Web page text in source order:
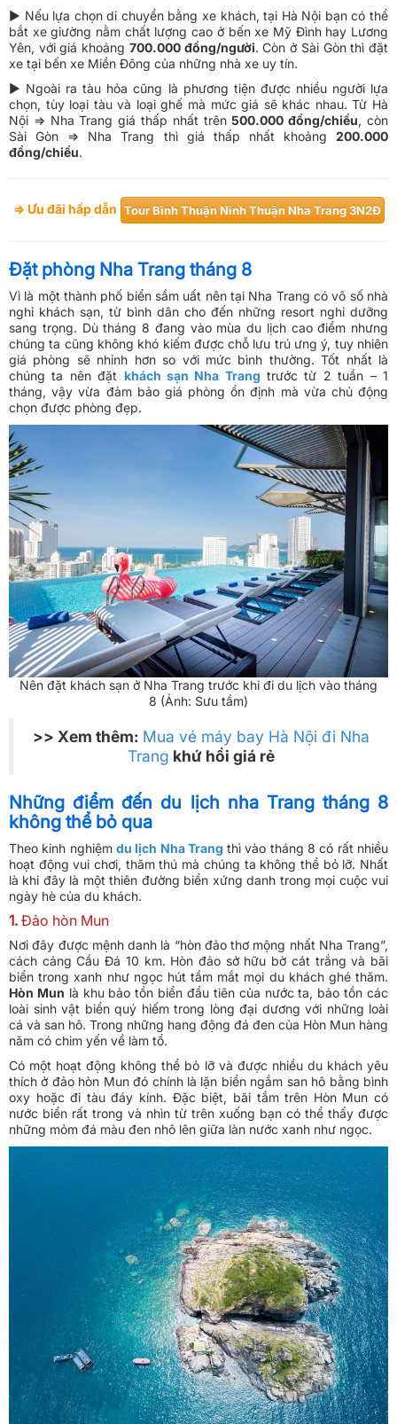
► Nếu lựa chọn di chuyển bằng xe khách, tại Hà Nội bạn có thể
bắt xe giường nằm chất lượng cao ở bến xe Mỹ Đình hay Lương
Yên, với giá khoảng 700.000 đồng/người. Còn ở Sài Gòn thì đặt
xe tại bến xe Miền Đông của những nhà xe uy tín.
► Ngoài ra tàu hỏa cũng là phương tiện được nhiều người lựa
chọn, tùy loại tàu và loại ghế mà mức giá sẽ khác nhau. Từ Hà
Nội => Nha Trang giá thấp nhất trên500.000 đồng/chiều, còn
Sài Gòn => Nha Trang thì giá thấp nhất khoảng 200.000
đồng/chiều.
⇒ Ưu đãi hấp dẫn Tour Bình Thuận Ninh Thuận Nha Trang 3N2Đ
Đặt phòng Nha Trang tháng 8
Vì là một thành phố biển sầm uất nên tại Nha Trang có vô số nhà
nghỉ khách sạn, từ bình dân cho đến những resort nghỉ dưỡng
sang trọng. Dù tháng 8 đang vào mùa du lịch cao điểm nhưng
chúng ta cũng không khó kiếm được chỗ lưu trú ưng ý, tuy nhiên
giá phòng sẽ nhỉnh hơn so với mức bình thường. Tốt nhất là
chúng ta nên đặt khách sạn Nha Trang trước từ 2 tuần – 1
tháng, vậy vừa đảm bảo giá phòng ổn định mà vừa chủ động
chọn được phòng đẹp.
Nên đặt khách sạn ở Nha Trang trước khi đi du lịch vào tháng
8 (Ảnh: Sưu tầm)
>> Xem thêm: Mua vé máy bay Hà Nội đi Nha
Trang khứ hồi giá rẻ
Những điểm đến du lịch nha Trang tháng 8
không thể bỏ qua
Theo kinh nghiệm du lịch Nha Trang thì vào tháng 8 có rất nhiều
hoạt động vui chơi, thăm thú mà chúng ta không thể bỏ lỡ. Nhất
là khi đây là một thiên đường biển xứng danh trong mọi cuộc vui
ngày hè của du khách.
1. Đảo hòn Mun
Nơi đây được mệnh danh là “hòn đảo thơ mộng nhất Nha Trang”,
cách cảng Cầu Đá 10 km. Hòn đảo sở hữu bờ cát trắng và bãi
biển trong xanh như ngọc hút tầm mắt mọi du khách ghé thăm.
Hòn Mun là khu bảo tồn biển đầu tiên của nước ta, bảo tồn các
loài sinh vật biển quý hiếm trong lòng đại dương với những loài
cá và san hô. Trong những hang động đá đen của Hòn Mun hàng
năm có chim yến về làm tổ.
Có một hoạt động không thể bỏ lỡ và được nhiều du khách yêu
thích ở đảo hòn Mun đó chính là lặn biển ngắm san hô bằng bình
oxy hoặc đi tàu đáy kính. Đặc biệt, bãi tắm trên Hòn Mun có
nước biển rất trong và nhìn từ trên xuống bạn có thể thấy được
những mỏm đá màu đen nhô lên giữa làn nước xanh như ngọc.